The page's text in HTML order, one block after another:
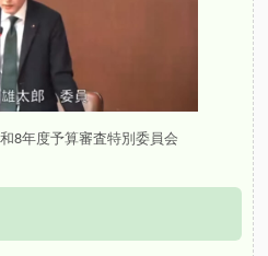
8年度予算審査特別委員会